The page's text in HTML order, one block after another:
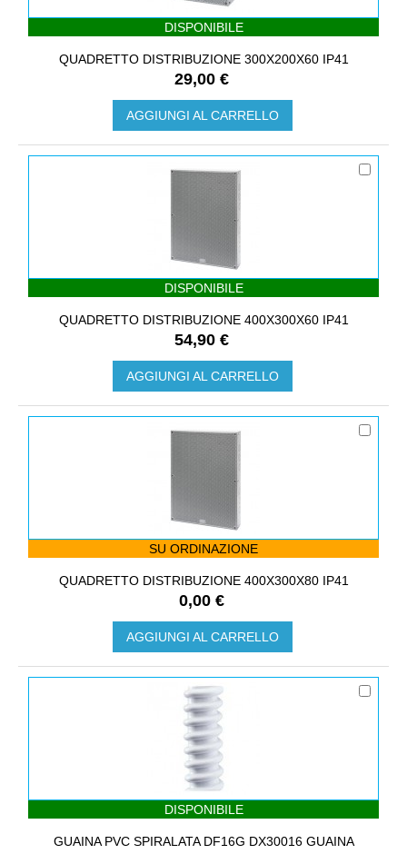
DISPONIBILE
QUADRETTO DISTRIBUZIONE 300X200X60 IP41
29,00 €
AGGIUNGI AL CARRELLO
DISPONIBILE
QUADRETTO DISTRIBUZIONE 400X300X60 IP41
54,90 €
AGGIUNGI AL CARRELLO
SU ORDINAZIONE
QUADRETTO DISTRIBUZIONE 400X300X80 IP41
0,00 €
AGGIUNGI AL CARRELLO
DISPONIBILE
GUAINA PVC SPIRALATA DF16G DX30016 GUAINA